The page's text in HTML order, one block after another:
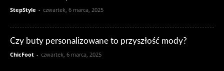
StepStyle - czwartek, 6 marca, 2025
Czy buty personalizowane to przyszłość mody?
ChicFoot - czwartek, 6 marca, 2025